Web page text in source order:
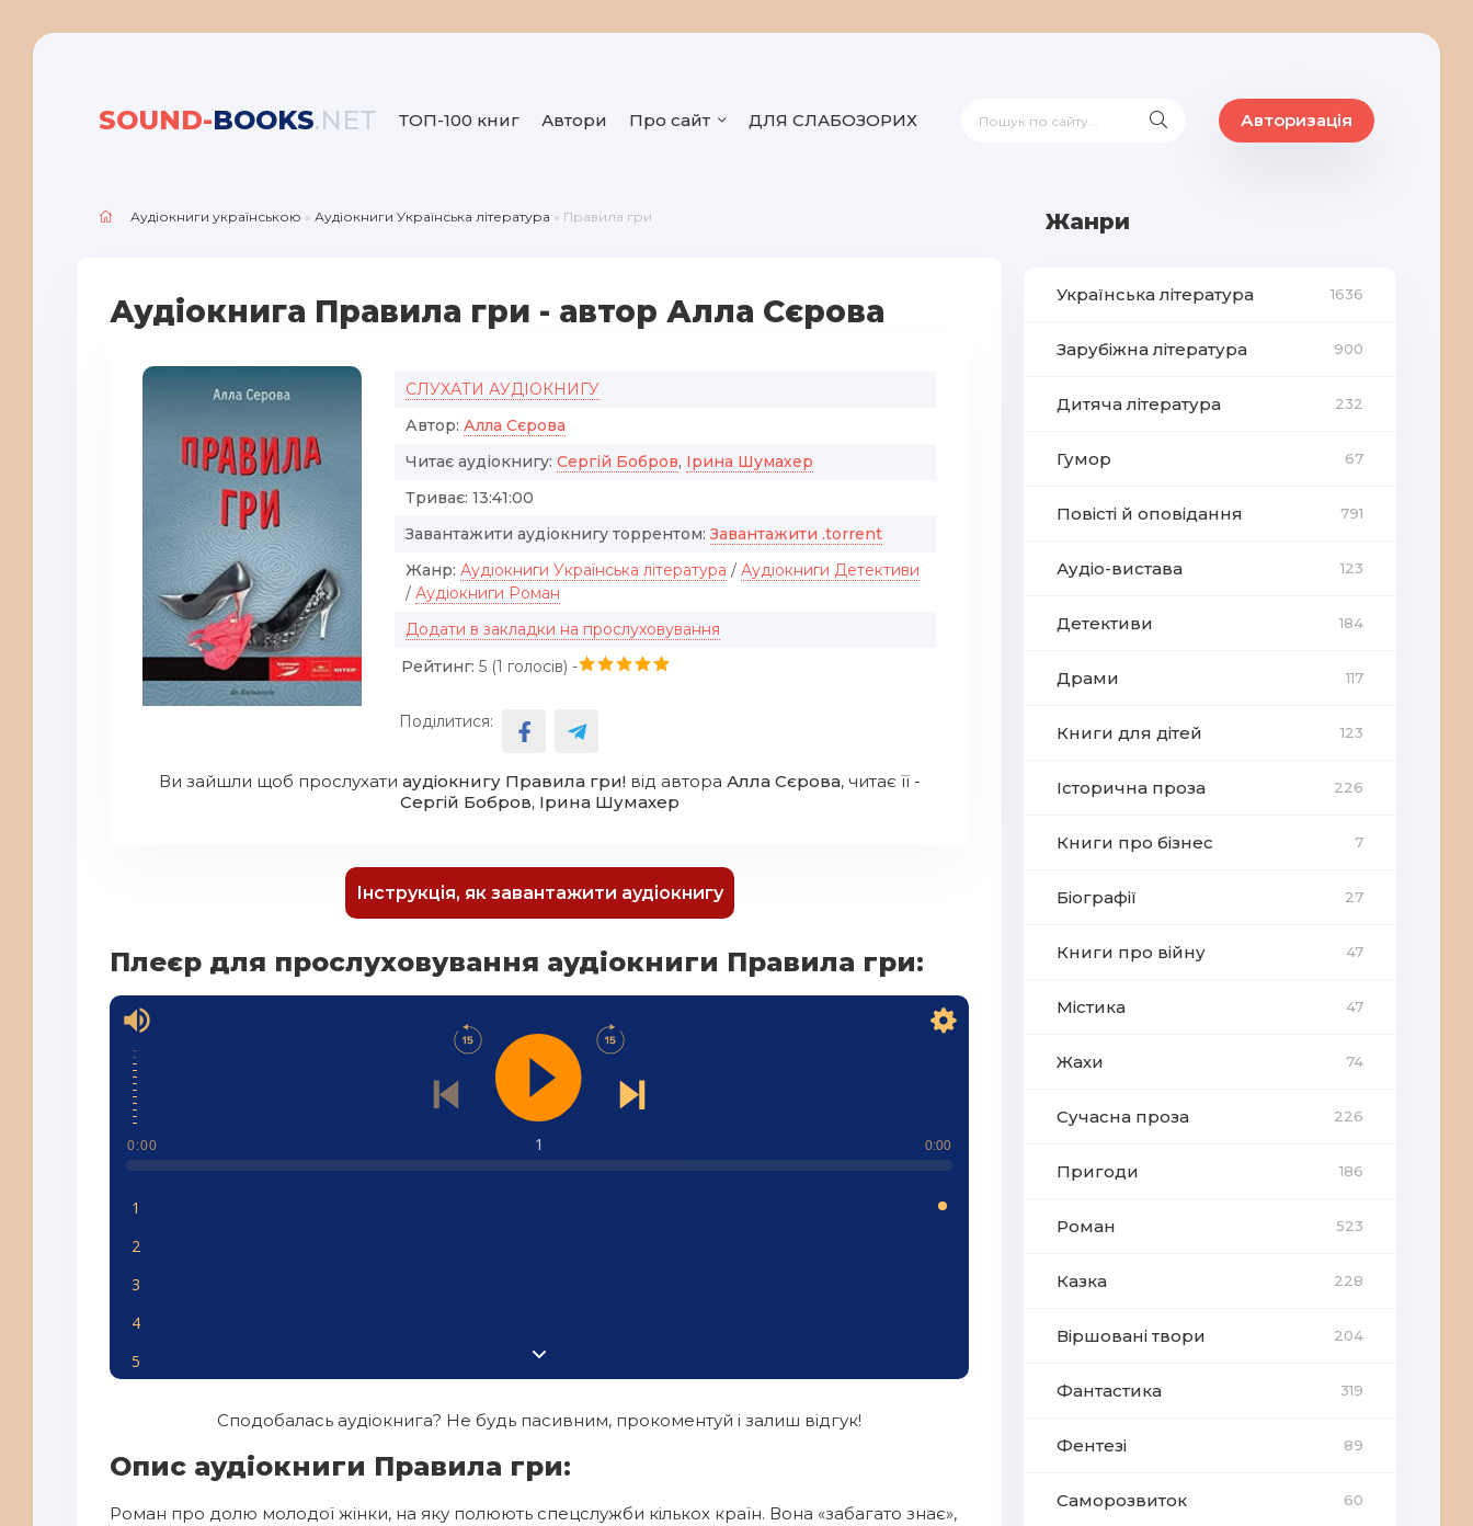
SOUND-BOOKS.NET ТОП-100 книг Автори Про сайт ДЛЯ СЛАБОЗОРИХ Авторизація
Аудіокниги українською » Аудіокниги Українська література » Правила гри
Аудіокнига Правила гри - автор Алла Сєрова
СЛУХАТИ АУДІОКНИГУ
Автор: Алла Сєрова
Читає аудіокнигу: Сергій Бобров, Ірина Шумахер
Триває: 13:41:00
Завантажити аудіокнигу торрентом: Завантажити .torrent
Жанр: Аудіокниги Українська література / Аудіокниги Детективи
/ Аудіокниги Роман
Додати в закладки на прослуховування
Рейтинг: 5 (1 голосів) -
Поділитися:
Ви зайшли щоб прослухати аудіокнигу Правила гри!від автора Алла Сєрова, читає її -
Сергій Бобров, Ірина Шумахер
Інструкція, як завантажити аудіокнигу
Плеєр для прослуховування аудіокниги Правила гри:
1
0:00 0:00
1
2
3
4
5
8
9
Сподобалась аудіокнига? Не будь пасивним, прокоментуй і залиш відгук!
Опис аудіокниги Правила гри:
Роман про долю молодої жінки, на яку полюють спецслужби кількох країн. Вона «забагато знає»,
Жанри
Українська література 1636
Зарубіжна література 900
Дитяча література 232
Гумор 67
Повісті й оповідання 791
Аудіо-вистава 123
Детективи 184
Драми 117
Книги для дітей 123
Історична проза 226
Книги про бізнес 7
Біографії 27
Книги про війну 47
Містика 47
Жахи 74
Сучасна проза 226
Пригоди 186
Роман 523
Казка 228
Віршовані твори 204
Фантастика 319
Фентезі 89
Саморозвиток 60